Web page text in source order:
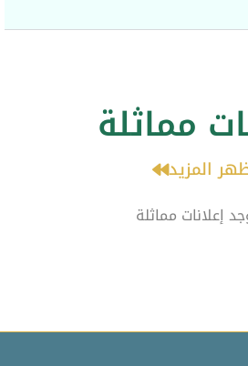
مماثلة
المزيد
إعلانات مماثلة